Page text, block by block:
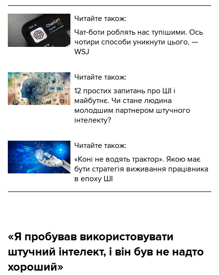
Читайте також:
Чат-боти роблять нас тупішими. Ось
чотири способи уникнути цього, —
WSJ
Читайте також:
12 простих запитань про ШІ і
майбутнє. Чи стане людина
молодшим партнером штучного
інтелекту?
Читайте також:
«Коні не водять трактор». Якою має
бути стратегія виживання працівника
в епоху ШІ
«Я пробував використовувати
штучний інтелект, і він був не надто
хороший»